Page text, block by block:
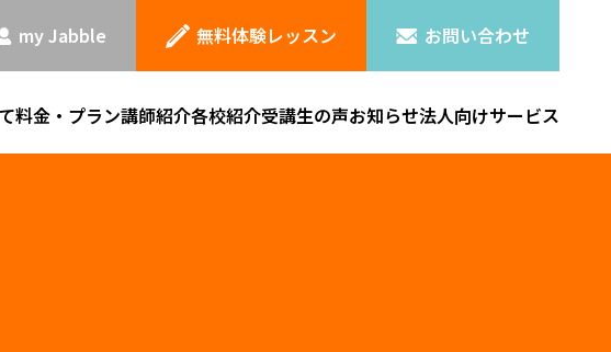
my Jabble 無料体験レッスン お問い合わせ
料金・プラン講師紹介各校紹介受講生の声お知らせ法人向けサービス